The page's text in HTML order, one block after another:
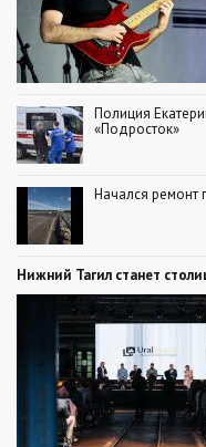
Полиция
«Подросток»
Начался ремонт
Нижний Тагил станет